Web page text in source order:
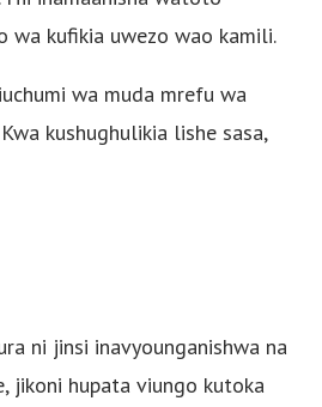
wa kufikia uwezo wao kamili.
wa muda mrefu wa
kushughulikia lishe sasa,
ni jinsi inavyounganishwa na
jikoni hupata viungo kutoka